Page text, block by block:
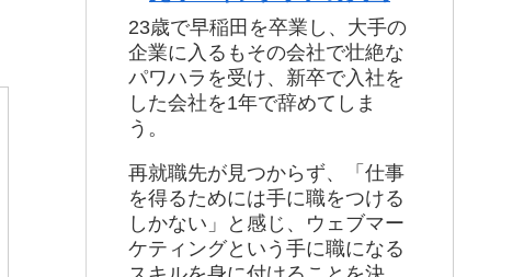
23歳で早稲田を卒業し、大手の
企業に入るもその会社で壮絶な
パワハラを受け、新卒で入社を
した会社を1年で辞めてしま
う。
再就職先が見つからず、「仕事
を得るためには手に職をつける
しかない」と感じ、ウェブマー
ケティングという手に職になる